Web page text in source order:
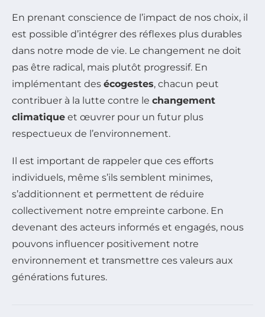
En prenant conscience de l’impact de nos choix, il
est possible d’intégrer des réflexes plus durables
dans notre mode de vie. Le changement ne doit
pas être radical, mais plutôt progressif. En
implémentant des écogestes, chacun peut
contribuer à la lutte contre le changement
climatique et œuvrer pour un futur plus
respectueux de l’environnement.
Il est important de rappeler que ces efforts
individuels, même s’ils semblent minimes,
s’additionnent et permettent de réduire
collectivement notre empreinte carbone. En
devenant des acteurs informés et engagés, nous
pouvons influencer positivement notre
environnement et transmettre ces valeurs aux
générations futures.